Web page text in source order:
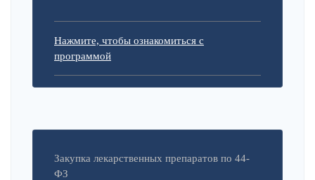
Нажмите, чтобы ознакомиться с
программой
Закупка лекарственных препаратов по 44-
ФЗ